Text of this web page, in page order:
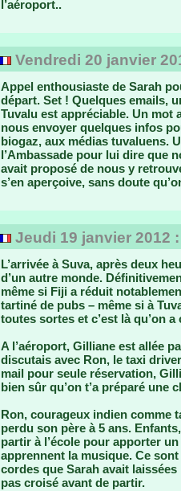
l’aéroport..
Vendredi 20 janvier
Appel enthousiaste de Sarah
départ. Set ! Quelques emails,
Tuvalu est appréciable. Un mot
nous envoyer quelques infos
biogaz, aux médias tuvaluens.
l’Ambassade pour lui dire que
avait proposé de nous y
s’en aperçoive, sans doute
Jeudi 19 janvier 2012
L’arrivée à Suva, après deux
d’un autre monde.
même si Fiji a réduit
tartiné de pubs – même si à
toutes sortes et c’est là qu’on
A l’aéroport, Gilliane est allée
discutais avec Ron, le taxi
mail pour seule réservation,
bien sûr qu’on t’a préparé une
Ron, courageux indien comme
perdu son père à 5 ans.
partir à l’école pour apporter
apprennent la musique. Ce
cordes que Sarah avait
pas croisé avant de partir.